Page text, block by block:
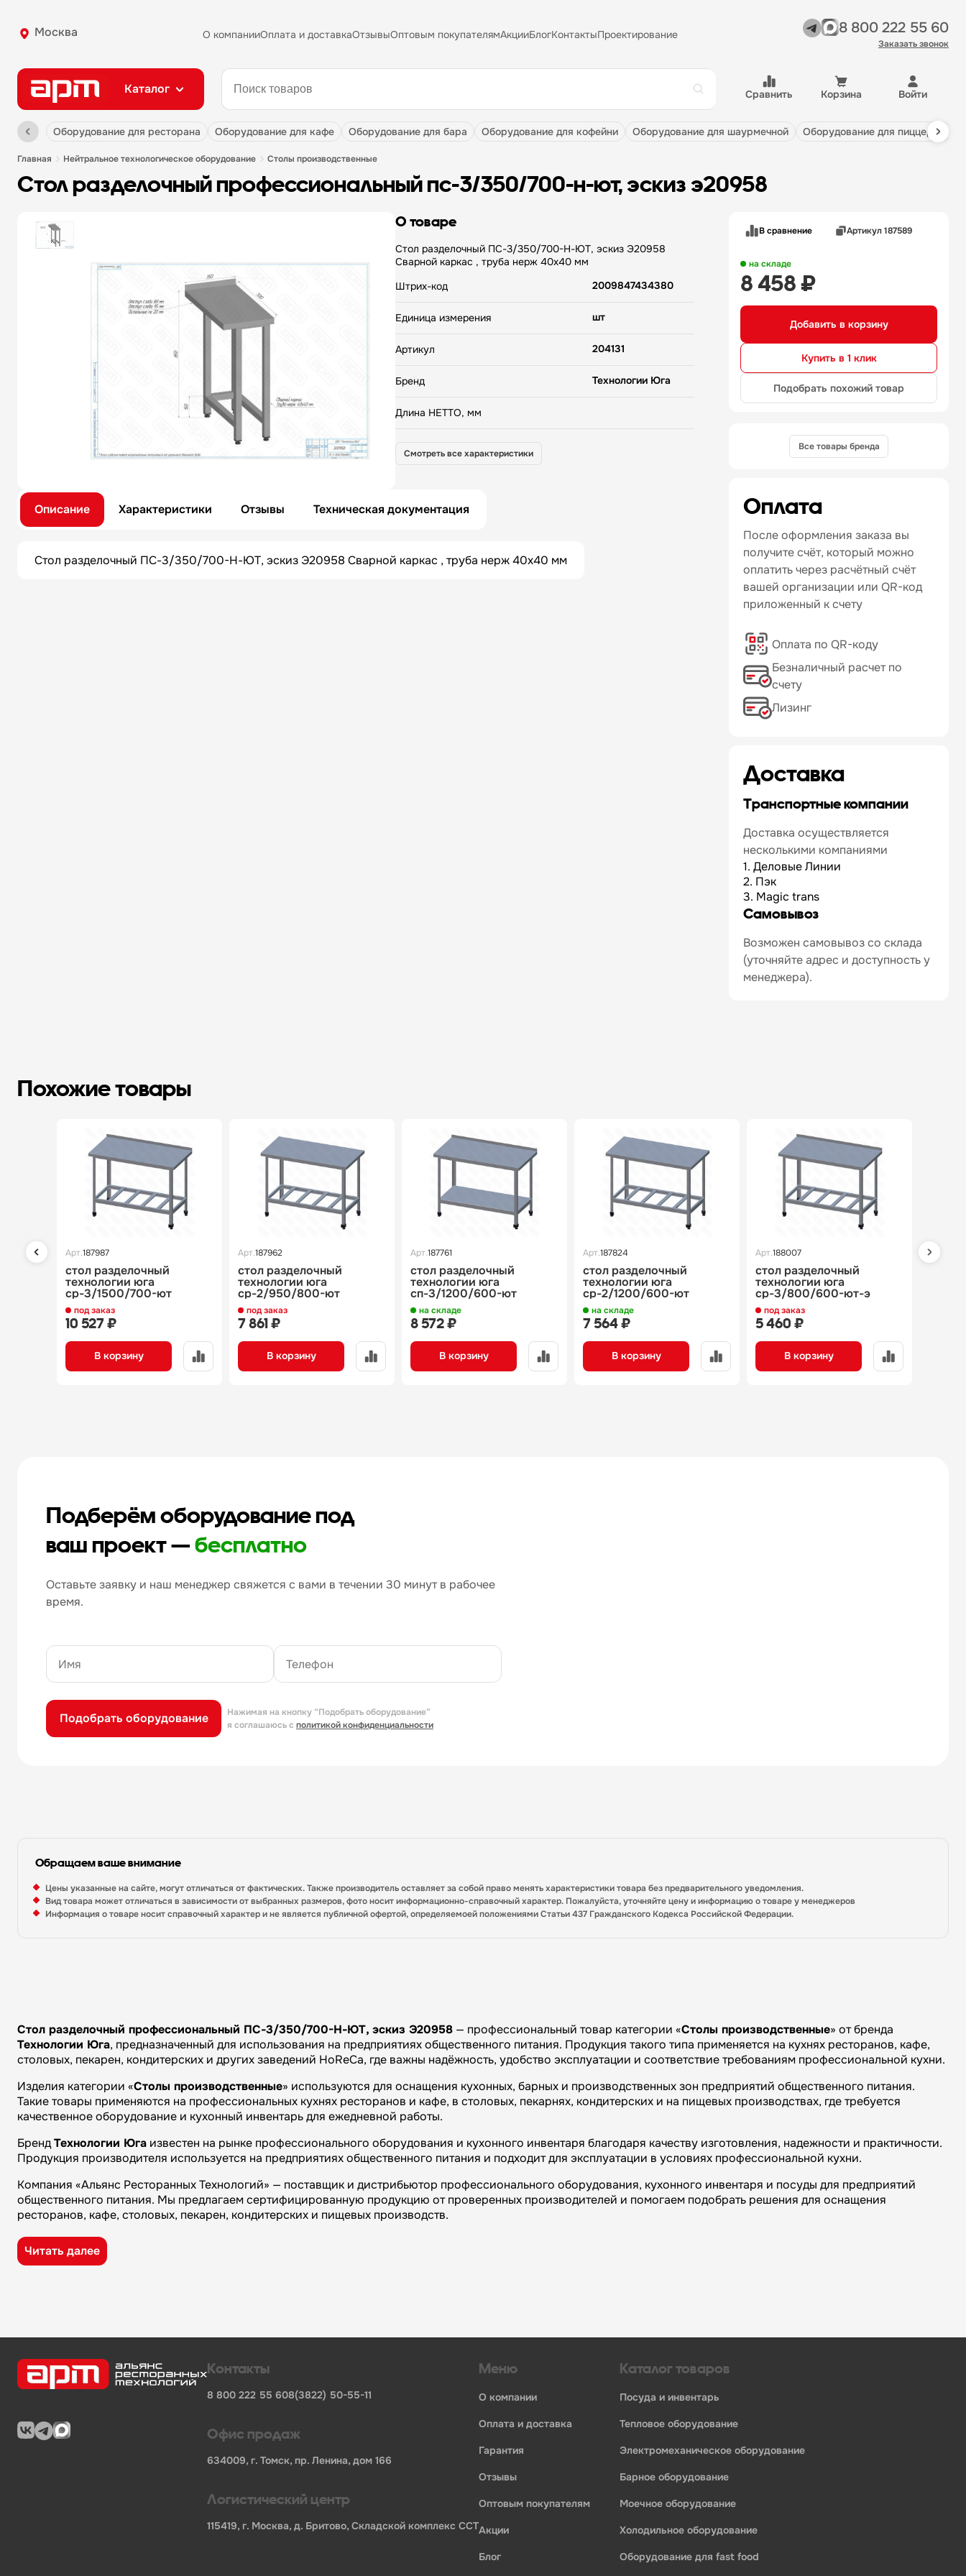
Москва О компанииОплата и доставкаОтзывыОптовым покупателямАкцииБлогКонтактыПроектирование 8 800 222 55 60
Заказать звонок
Каталог Сравнить Корзина Войти
оборудование для ресторана оборудование для кафе оборудование для бара оборудование для кофейни оборудование для шаурмечной оборудование для пиццерии
главная нейтральное технологическое оборудование столы производственные
стол разделочный профессиональный пс-3/350/700-н-ют, эскиз э20958
О товаре
Стол разделочный ПС-3/350/700-Н-ЮТ, эскиз Э20958
Сварной каркас , труба нерж 40х40 мм
Штрих-код
2009847434380
Единица измерения шт
Артикул 204131
Бренд Технологии Юга
Длина НЕТТО, мм
Вес НЕТТО, кг
Страна
Смотреть все характеристики
В сравнение Артикул 187589
на складе
8 458 ₽
Добавить в корзину
Купить в 1 клик
Подобрать похожий товар
Все товары бренда
Оплата
После оформления заказа вы
получите счёт, который можно
оплатить через расчётный счёт
вашей организации или QR-код
приложенный к счету
Оплата по QR-коду
Безналичный расчет по
счету
Лизинг
Доставка
Транспортные компании
Доставка осуществляется
несколькими компаниями
1. Деловые Линии
2. Пэк
3. Magic trans
Самовывоз
Возможен самовывоз со склада
(уточняйте адрес и доступность у
менеджера).
Описание Характеристики Отзывы Техническая документация
Стол разделочный ПС-3/350/700-Н-ЮТ, эскиз Э20958 Сварной каркас , труба нерж 40х40 мм
Похожие товары
Арт.187987
стол разделочный
технологии юга
ср-3/1500/700-ют
под заказ
10 527 ₽
В корзину
Арт.187962
стол разделочный
технологии юга
ср-2/950/800-ют
под заказ
7 861 ₽
В корзину
Арт.187761
стол разделочный
технологии юга
сп-3/1200/600-ют
на складе
8 572 ₽
В корзину
Арт.187824
стол разделочный
технологии юга
ср-2/1200/600-ют
на складе
7 564 ₽
В корзину
Арт.188007
стол разделочный
технологии юга
ср-3/800/600-ют-э
под заказ
5 460 ₽
В корзину
Арт.
Подберём оборудование под
ваш проект —бесплатно
Оставьте заявку и наш менеджер свяжется с вами в течении 30 минут в рабочее
время.
Подобрать оборудование
Нажимая на кнопку “Подобрать оборудование”
я соглашаюсь с политикой конфиденциальности
Обращаем ваше внимание
Цены указанные на сайте, могут отличаться от фактических. Также производитель оставляет за собой право менять характеристики товара без предварительного уведомления.
Вид товара может отличаться в зависимости от выбранных размеров, фото носит информационно-справочный характер. Пожалуйста, уточняйте цену и информацию о товаре у менеджеров
Информация о товаре носит справочный характер и не является публичной офертой, определяемоей положениями Статьи 437 Гражданского Кодекса Российской Федерации.
Стол разделочный профессиональный ПС-3/350/700-Н-ЮТ, эскиз Э20958 — профессиональный товар категории «Столы производственные» от бренда
Технологии Юга, предназначенный для использования на предприятиях общественного питания. Продукция такого типа применяется на кухнях ресторанов, кафе,
столовых, пекарен, кондитерских и других заведений HoReCa, где важны надёжность, удобство эксплуатации и соответствие требованиям профессиональной кухни.
Изделия категории «Столы производственные» используются для оснащения кухонных, барных и производственных зон предприятий общественного питания.
Такие товары применяются на профессиональных кухнях ресторанов и кафе, в столовых, пекарнях, кондитерских и на пищевых производствах, где требуется
качественное оборудование и кухонный инвентарь для ежедневной работы.
БрендТехнологии Юга известен на рынке профессионального оборудования и кухонного инвентаря благодаря качеству изготовления, надежности и практичности.
Продукция производителя используется на предприятиях общественного питания и подходит для эксплуатации в условиях профессиональной кухни.
Компания «Альянс Ресторанных Технологий» — поставщик и дистрибьютор профессионального оборудования, кухонного инвентаря и посуды для предприятий
общественного питания. Мы предлагаем сертифицированную продукцию от проверенных производителей и помогаем подобрать решения для оснащения
ресторанов, кафе, столовых, пекарен, кондитерских и пищевых производств.
Преимущества компании «Альянс Ресторанных Технологий»:
широкий ассортимент оборудования, кухонного инвентаря и посуды для HoReCa
Штрих-код -2009847434380
Бренд
Длина НЕТТО, мм
Читать далее
Контакты
8 800 222 55 608(3822) 50-55-11
Офис продаж
634009, г. Томск, пр. Ленина, дом 166
Логистический центр
115419, г. Москва, д. Бритово, Складской комплекс ССТ
Меню
о компании
оплата и доставка
гарантия
отзывы
оптовым покупателям
акции
блог
Каталог товаров
посуда и инвентарь
тепловое оборудование
электромеханическое оборудование
барное оборудование
моечное оборудование
холодильное оборудование
оборудование для fast food